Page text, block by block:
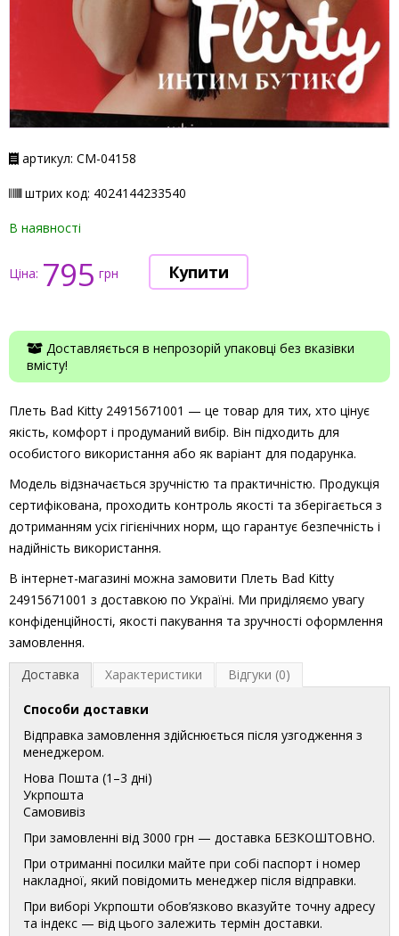
артикул: СМ-04158
штрих код: 4024144233540
В наявності
Ціна: 795 грн
Доставляється в непрозорій упаковці без вказівки
вмісту!
Плеть Bad Kitty 24915671001 — це товар для тих, хто цінує
якість, комфорт і продуманий вибір. Він підходить для
особистого використання або як варіант для подарунка.
Модель відзначається зручністю та практичністю. Продукція
сертифікована, проходить контроль якості та зберігається з
дотриманням усіх гігієнічних норм, що гарантує безпечність і
надійність використання.
В інтернет-магазині можна замовити Плеть Bad Kitty
24915671001 з доставкою по Україні. Ми приділяємо увагу
конфіденційності, якості пакування та зручності оформлення
замовлення.
Доставка
Характеристики Відгуки (0)
Способи доставки
Відправка замовлення здійснюється після узгодження з
менеджером.
Нова Пошта (1–3 дні)
Укрпошта
Самовивіз
При замовленні від 3000 грн — доставка БЕЗКОШТОВНО.
При отриманні посилки майте при собі паспорт і номер
накладної, який повідомить менеджер після відправки.
При виборі Укрпошти обов’язково вказуйте точну адресу
та індекс — від цього залежить термін доставки.